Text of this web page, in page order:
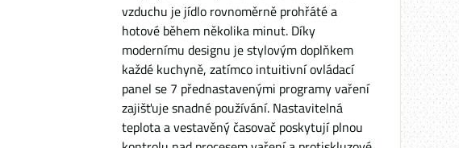
vzduchu je jídlo rovnoměrně prohřáté a
hotové během několika minut. Díky
modernímu designu je stylovým doplňkem
každé kuchyně, zatímco intuitivní ovládací
panel se 7 přednastavenými programy vaření
zajišťuje snadné používání. Nastavitelná
teplota a vestavěný časovač poskytují plnou